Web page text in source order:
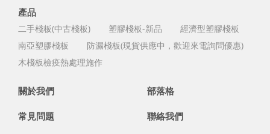
產品
二手棧板(中古棧板) 塑膠棧板-新品
經濟型塑膠棧板
南亞塑膠棧板
防漏棧板(現貨供應中，歡迎來電詢問優惠)
木棧板檢疫熱處理施作
關於我們 部落格
常見問題 聯絡我們